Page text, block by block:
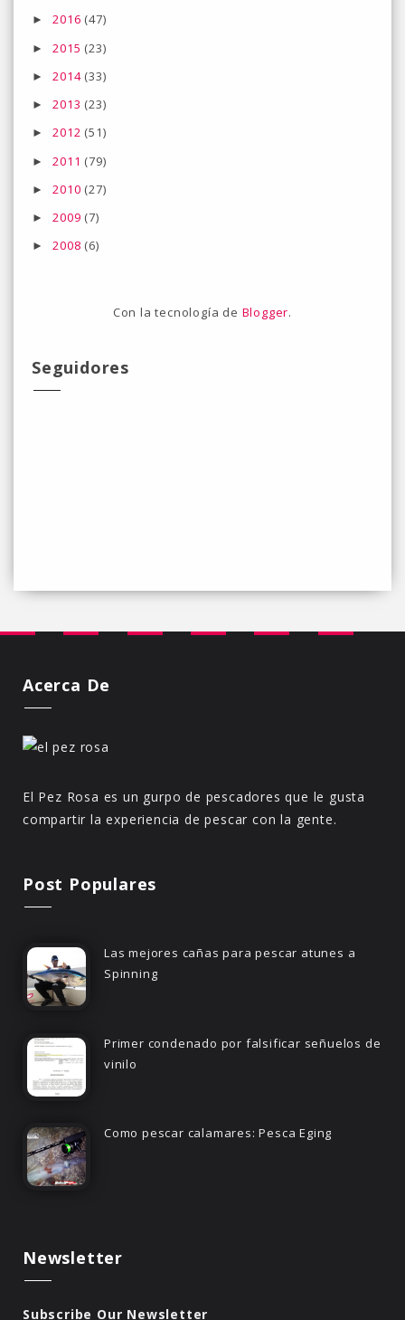
►2016 (47)
►2015 (23)
►2014 (33)
►2013 (23)
►2012 (51)
►2011 (79)
►2010 (27)
►2009 (7)
►2008 (6)
Con la tecnología de Blogger.
Seguidores
Acerca De
El Pez Rosa es un gurpo de pescadores que le gusta
compartir la experiencia de pescar con la gente.
Post Populares
Las mejores cañas para pescar atunes a
Spinning
Primer condenado por falsificar señuelos de
vinilo
Como pescar calamares: Pesca Eging
Newsletter
Subscribe Our Newsletter